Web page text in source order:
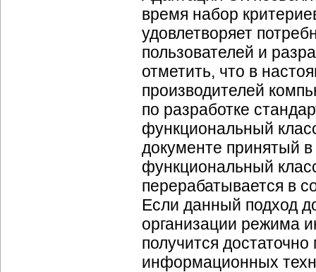
время набор
удовлетворяет
пользователей и
отметить, что в
производителей
по разработке
функциональный
документе принятый
функциональный
перерабатывается в
Если данный подход
организации режима
получится
информационных